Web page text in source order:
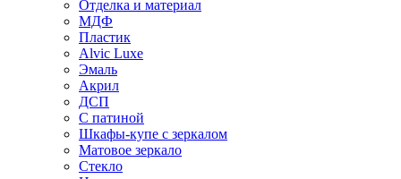
Отделка и материал
МДФ
Пластик
Alvic Luxe
Эмаль
Акрил
ДСП
С патиной
Шкафы-купе с зеркалом
Матовое зеркало
Стекло